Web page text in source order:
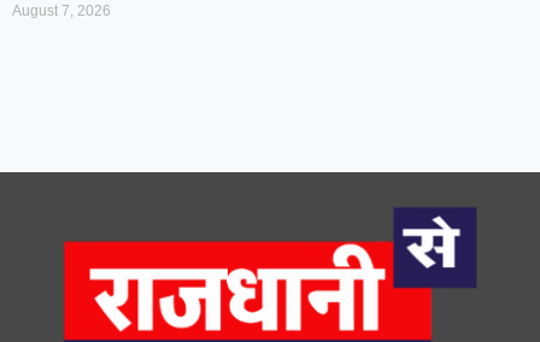
August 7, 2026